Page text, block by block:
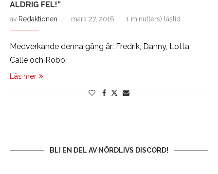
ALDRIG FEL!”
av Redaktionen mars 27, 2016 1 minut(ers) lästid
Medverkande denna gång är: Fredrik, Danny, Lotta,
Calle och Robb.
Läs mer
BLI EN DEL AV NÖRDLIVS DISCORD!